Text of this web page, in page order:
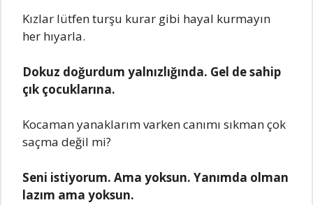
Kızlar lütfen turşu kurar gibi hayal kurmayın
her hıyarla.
Dokuz doğurdum yalnızlığında. Gel de sahip
çık çocuklarına.
Kocaman yanaklarım varken canımı sıkman çok
saçma değil mi?
Seni istiyorum. Ama yoksun. Yanımda olman
lazım ama yoksun.